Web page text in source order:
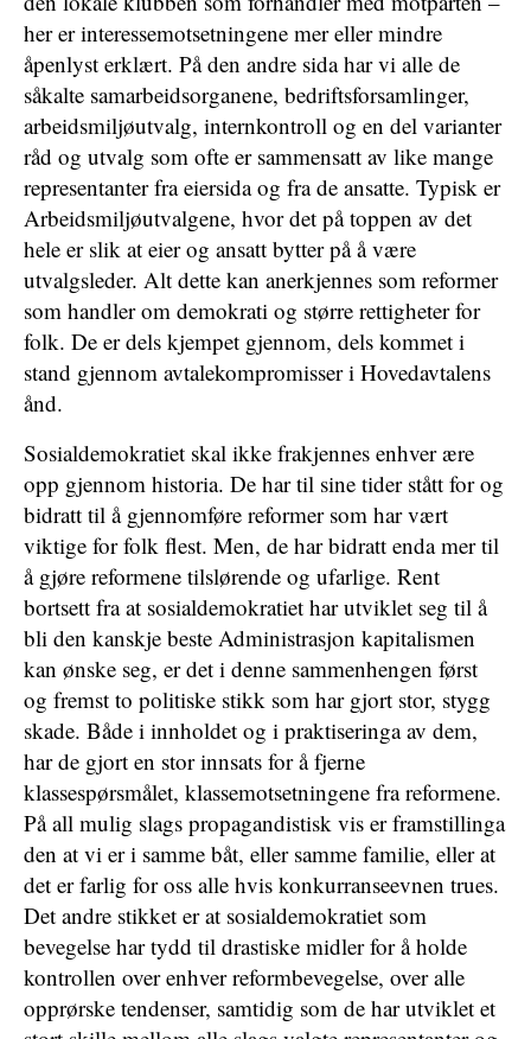
her er interessemotsetningene mer eller mindre
åpenlyst erklært. På den andre sida har vi alle de
såkalte samarbeidsorganene, bedriftsforsamlinger,
arbeidsmiljøutvalg, internkontroll og en del varianter
råd og utvalg som ofte er sammensatt av like mange
representanter fra eiersida og fra de ansatte. Typisk er
Arbeidsmiljøutvalgene, hvor det på toppen av det
hele er slik at eier og ansatt bytter på å være
utvalgsleder. Alt dette kan anerkjennes som reformer
som handler om demokrati og større rettigheter for
folk. De er dels kjempet gjennom, dels kommet i
stand gjennom avtalekompromisser i Hovedavtalens
ånd.
Sosialdemokratiet skal ikke frakjennes enhver ære
opp gjennom historia. De har til sine tider stått for og
bidratt til å gjennomføre reformer som har vært
viktige for folk flest. Men, de har bidratt enda mer til
å gjøre reformene tilslørende og ufarlige. Rent
bortsett fra at sosialdemokratiet har utviklet seg til å
bli den kanskje beste Administrasjon kapitalismen
kan ønske seg, er det i denne sammenhengen først
og fremst to politiske stikk som har gjort stor, stygg
skade. Både i innholdet og i praktiseringa av dem,
har de gjort en stor innsats for å fjerne
klassespørsmålet, klassemotsetningene fra reformene.
På all mulig slags propagandistisk vis er framstillinga
den at vi er i samme båt, eller samme familie, eller at
det er farlig for oss alle hvis konkurranseevnen trues.
Det andre stikket er at sosialdemokratiet som
bevegelse har tydd til drastiske midler for å holde
kontrollen over enhver reformbevegelse, over alle
opprørske tendenser, samtidig som de har utviklet et